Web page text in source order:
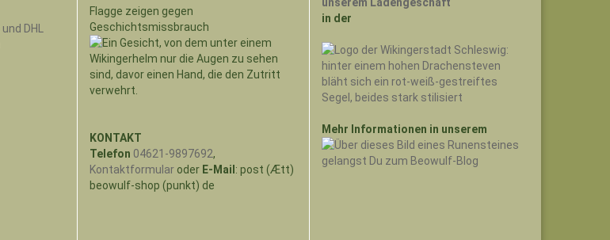
Flagge zeigen gegen
Geschichtsmissbrauch
KONTAKT
Telefon 04621-9897692,
Kontaktformular oder E-Mail : post (Ætt)
beowulf-shop (punkt) de
unserem Ladengeschäft
in der
Mehr Informationen in unserem